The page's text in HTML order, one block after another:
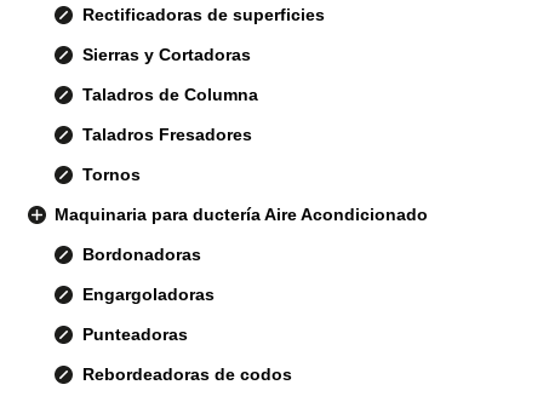
Rectificadoras de superficies
Sierras y Cortadoras
Taladros de Columna
Taladros Fresadores
Tornos
Maquinaria para ductería Aire Acondicionado
Bordonadoras
Engargoladoras
Punteadoras
Rebordeadoras de codos